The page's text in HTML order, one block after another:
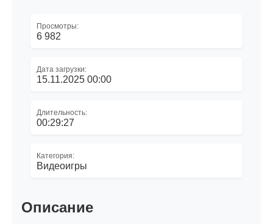
Просмотры:
6 982
Дата загрузки:
15.11.2025 00:00
Длительность:
00:29:27
Категория:
Видеоигры
Описание